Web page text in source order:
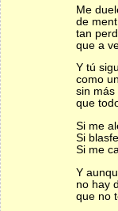
Me
de
tan
que a
Y tú
como
sin más
que
Si me
Si
Si me
Y
no hay
que no